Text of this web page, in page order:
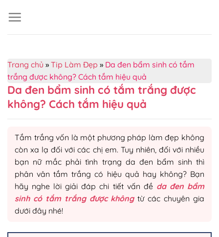
Trang chủ » Tip Làm Đẹp » Da đen bẩm sinh có tắm
trắng được không? Cách tắm hiệu quả
Da đen bẩm sinh có tắm trắng được
không? Cách tắm hiệu quả
Tắm trắng vốn là một phương pháp làm đẹp không
còn xa lạ đối với các chị em. Tuy nhiên, đối với nhiều
bạn nữ mắc phải tình trạng da đen bẩm sinh thì
phân vân tắm trắng có hiệu quả hay không? Bạn
hãy nghe lời giải đáp chi tiết vấn đề da đen bẩm
sinh có tắm trắng được khôngtừ các chuyên gia
dưới đây nhé!